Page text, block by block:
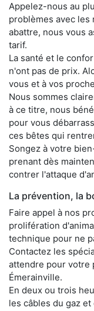
Appelez-nous au
problèmes avec
abattre, nous vous
tarif.
La santé et le
n'ont pas de prix.
vous et à vos
Nous sommes
à ce titre, nous
pour vous
ces bêtes qui
Songez à votre
prenant dès
contrer l'attaque
La prévention, la
Faire appel à nos
prolifération
technique pour ne
Contactez les
attendre pour votre
Émerainville.
En deux ou trois
les câbles du gaz